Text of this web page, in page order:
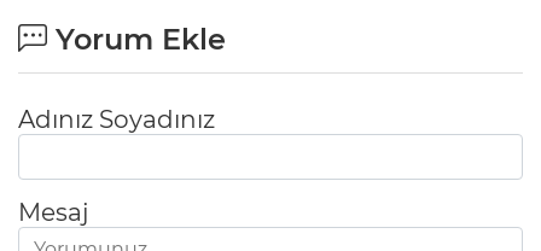
Yorum Ekle
Adınız Soyadınız
Mesaj